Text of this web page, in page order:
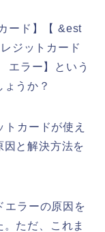
ード】【 &est
ジットカード
エラー】という
うか？
カードが使え
と解決方法を
エラーの原因を
ただ、これま